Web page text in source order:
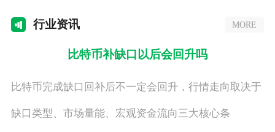
行业资讯 MORE
比特币补缺口以后会回升吗
比特币完成缺口回补后不一定会回升，行情走向取决于
缺口类型、市场量能、宏观资金流向三大核心条